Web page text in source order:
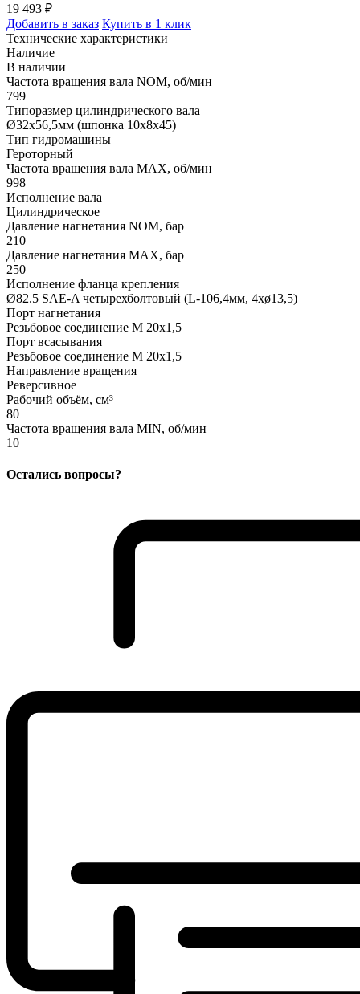
19 493 ₽
Добавить в заказ Купить в 1 клик
Технические характеристики
Наличие
В наличии
Частота вращения вала NOM, об/мин
799
Типоразмер цилиндрического вала
Ø32x56,5мм (шпонка 10x8x45)
Тип гидромашины
Героторный
Частота вращения вала MAX, об/мин
998
Исполнение вала
Цилиндрическое
Давление нагнетания NOM, бар
210
Давление нагнетания MAX, бар
250
Исполнение фланца крепления
Ø82.5 SAE-A четырехболтовый (L-106,4мм, 4xø13,5)
Порт нагнетания
Резьбовое соединение M 20x1,5
Порт всасывания
Резьбовое соединение M 20x1,5
Направление вращения
Реверсивное
Рабочий объём, см³
80
Частота вращения вала MIN, об/мин
10
Остались вопросы?